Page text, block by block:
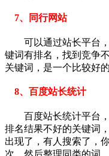
7、同行网站
可以通过站长平台，
键词有排名，找到竞争
关键词，是一个比较好的
8、百度站长统计
百度站长统计平台，
排名结果不好的关键词
出现了，有人搜索了，